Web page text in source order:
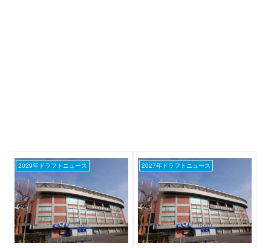
2029年ドラフトニュース 2027年ドラフトニュース